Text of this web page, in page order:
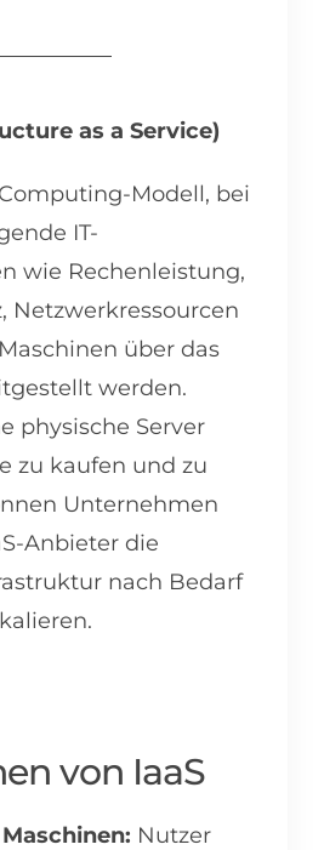
as a Service)
Modell, bei
IT-
wie Rechenleistung,
Netzwerkressourcen
über das
werden.
physische Server
zu kaufen und zu
Unternehmen
Anbieter die
nach Bedarf
von IaaS
Nutzer